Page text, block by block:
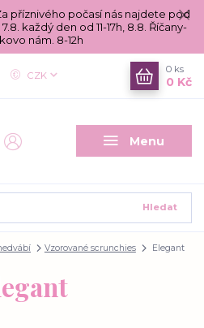
příznivého počasí nás najdete pod
každý den od 11-17h, 8.8. Říčany-
nám. 8-12h
Menu
CZK
Hledat
0 ks
0 Kč
Vzorované scrunchies Elegant